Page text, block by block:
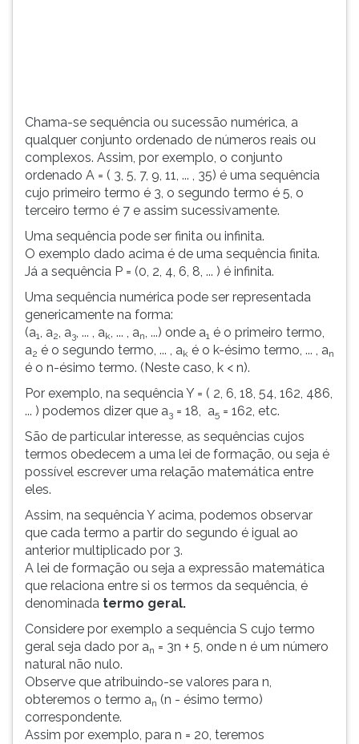
menu
principal
pressione
tecla
depois
Pressione
ouvir
essa
instrução
novamente.
Chama-se sequência ou sucessão numérica, a
qualquer conjunto ordenado de números reais ou
complexos. Assim, por exemplo, o conjunto
ordenado A = ( 3, 5, 7, 9, 11, ... , 35) é uma sequência
cujo primeiro termo é 3, o segundo termo é 5, o
terceiro termo é 7 e assim sucessivamente.
Uma sequência pode ser finita ou infinita.
O exemplo dado acima é de uma sequência finita.
Já a sequência P = (0, 2, 4, 6, 8, ... ) é infinita.
Uma sequência numérica pode ser representada
genericamente na forma:
(a1, a2, a3, ... , ak, ... , an, ...) onde a1 é o primeiro termo,
a2 é o segundo termo, ... , ak é o k-ésimo termo, ... , an
é o n-ésimo termo. (Neste caso, k < n).
Por exemplo, na sequência Y = ( 2, 6, 18, 54, 162, 486,
... ) podemos dizer que a3 = 18, a5 = 162, etc.
São de particular interesse, as sequências cujos
termos obedecem a uma lei de formação, ou seja é
possível escrever uma relação matemática entre
eles.
Assim, na sequência Y acima, podemos observar
que cada termo a partir do segundo é igual ao
anterior multiplicado por 3.
A lei de formação ou seja a expressão matemática
que relaciona entre si os termos da sequência, é
denominada termo geral.
Considere por exemplo a sequência S cujo termo
geral seja dado por an = 3n + 5, onde n é um número
natural não nulo.
Observe que atribuindo-se valores para n,
obteremos o termo an (n - ésimo termo)
correspondente.
Assim por exemplo, para n = 20, teremos